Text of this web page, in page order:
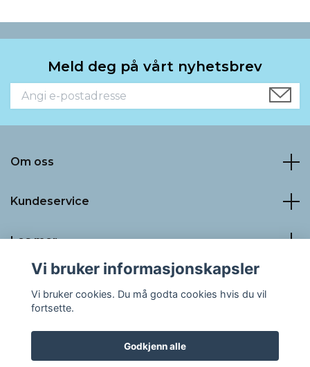
Meld deg på vårt nyhetsbrev
Om oss
Kundeservice
Les mer
Vi bruker informasjonskapsler
Vi bruker cookies. Du må godta cookies hvis du vil
fortsette.
Godkjenn alle